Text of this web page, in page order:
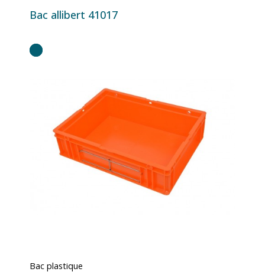
Bac allibert 41017
Bac plastique